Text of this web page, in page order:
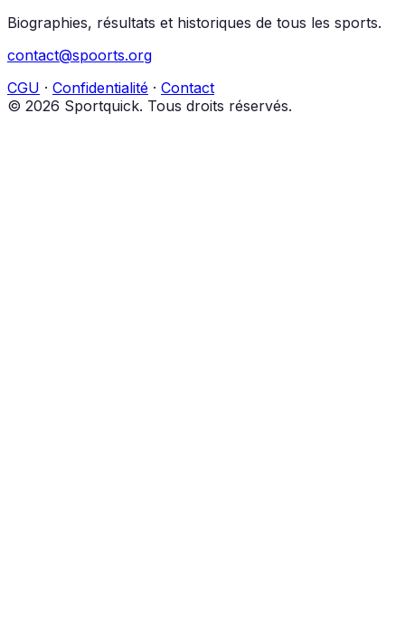
Biographies, résultats et historiques de tous les sports.
contact@spoorts.org
CGU · Confidentialité · Contact
© 2026 Sportquick. Tous droits réservés.